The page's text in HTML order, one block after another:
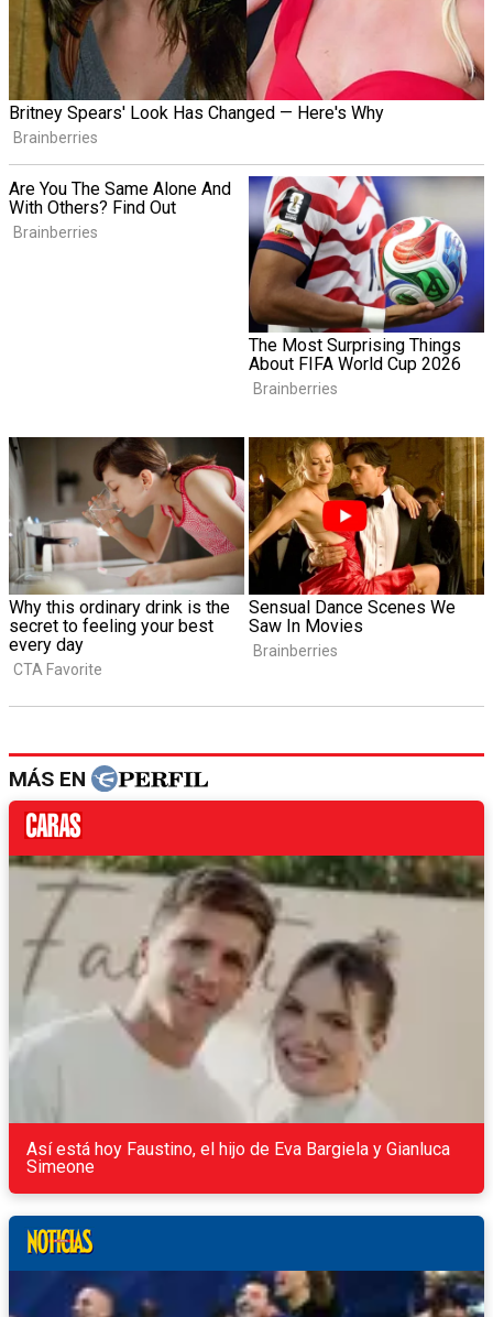
MÁS EN
Así está hoy Faustino, el hijo de Eva Bargiela y Gianluca
Simeone